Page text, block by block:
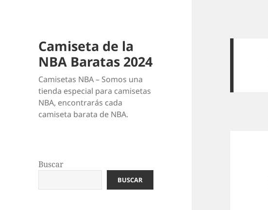
Camiseta de la
NBA Baratas 2024
Camisetas NBA – Somos una
tienda especial para camisetas
NBA, encontrarás cada
camiseta barata de NBA.
Buscar
BUSCAR